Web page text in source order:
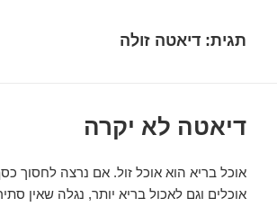
תגית:דיאטה זולה
דיאטה לא יקרה
אוכל בריא הוא אוכל זול. אם נרצה לחסוך
אוכלים וגם לאכול בריא יותר, נגלה שאין